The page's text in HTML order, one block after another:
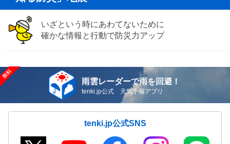
いざという時にあわてないために
確かな情報と行動で防災力アップ
雨雲レーダーで雨を回避！
tenki.jp公式 天気予報アプリ
tenki.jp公式SNS